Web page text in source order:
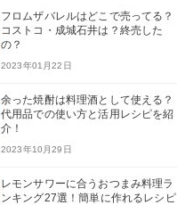
フロムザバレルはどこで売ってる？
コストコ・成城石井は？終売した
の？
2023年01月22日
余った焼酎は料理酒として使える？
代用品での使い方と活用レシピを紹
介！
2023年10月29日
レモンサワーに合うおつまみ料理ラ
ンキング27選！簡単に作れるレシピ